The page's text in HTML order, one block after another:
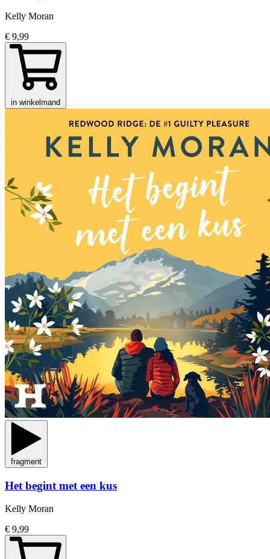
Kelly Moran
€ 9,99
in winkelmand
fragment
Het begint met een kus
Kelly Moran
€ 9,99